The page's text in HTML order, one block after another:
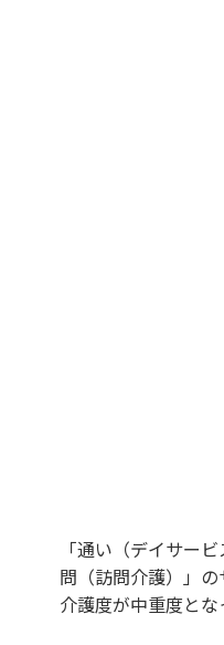
「通い（デイサー
問（訪問介護）」の
介護度が中重度とな